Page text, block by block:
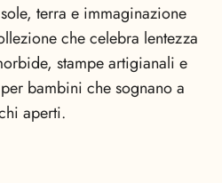
sole, terra e immaginazione
che celebra lentezza
stampe artigianali e
bambini che sognano a
aperti.